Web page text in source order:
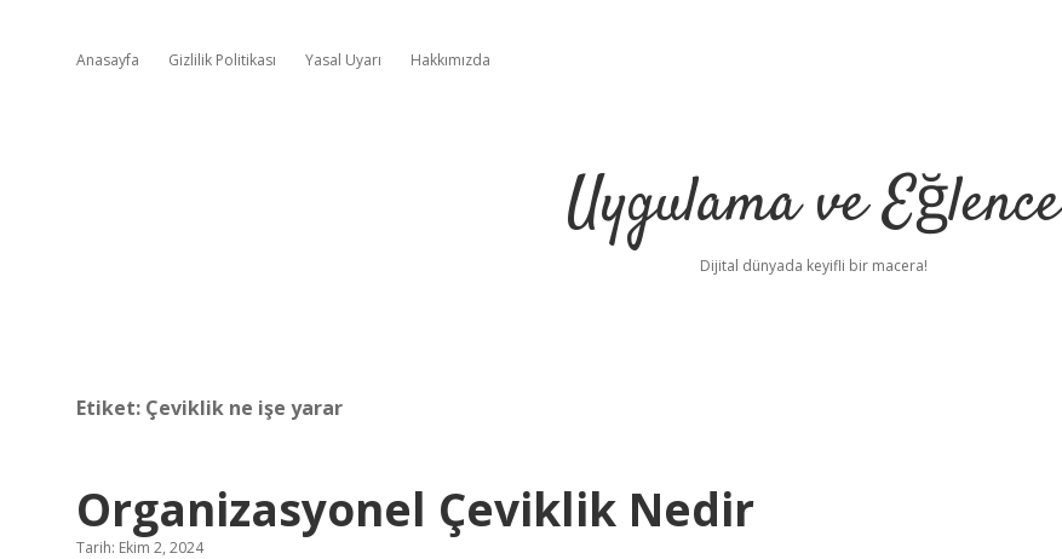
Anasayfa Gizlilik Politikası Yasal Uyarı Hakkımızda
Uygulama ve Eğlence
Dijital dünyada keyifli bir macera!
Etiket: Çeviklik ne işe yarar
Organizasyonel Çeviklik Nedir
Tarih: Ekim 2, 2024